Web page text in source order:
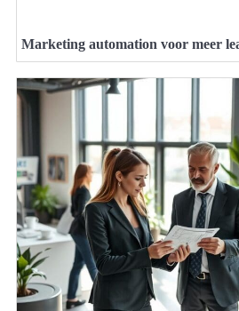
Marketing automation voor meer